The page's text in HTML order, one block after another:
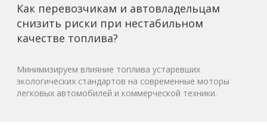
Как перевозчикам и автовладельцам
снизить риски при нестабильном
качестве топлива?
Минимизируем влияние топлива устаревших
экологических стандартов на современные моторы
легковых автомобилей и коммерческой техники.